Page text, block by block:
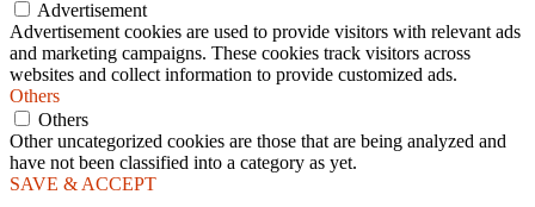
Advertisement
Advertisement cookies are used to provide visitors with relevant ads
and marketing campaigns. These cookies track visitors across
websites and collect information to provide customized ads.
Others
Others
Other uncategorized cookies are those that are being analyzed and
have not been classified into a category as yet.
SAVE & ACCEPT